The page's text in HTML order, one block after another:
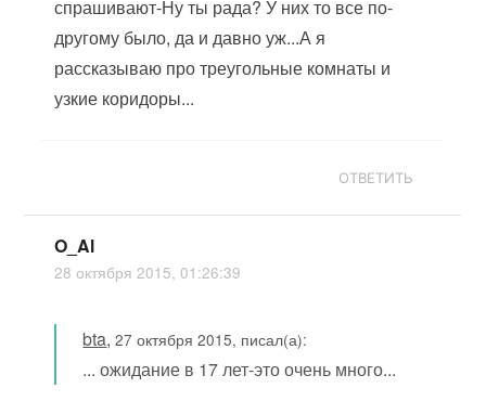
спрашивают-Ну ты рада? У них то все по-
другому было, да и давно уж...А я
рассказываю про треугольные комнаты и
узкие коридоры...
ОТВЕТИТЬ
O_Al
28 октября 2015, 01:26:39
bta,27 октября 2015, писал(а):
... ожидание в 17 лет-это очень много...